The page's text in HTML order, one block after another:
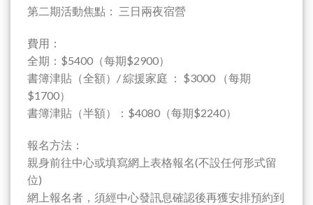
第二期活動焦點： 三日兩夜宿營
費用：
全期：$5400（每期$2900）
書簿津貼（全額）/ 綜援家庭 ： $3000 （每期
$1700）
書簿津貼（半額）：$4080（每期$2240）
報名方法：
親身前往中心或填寫網上表格報名(不設任何形式留
位)
網上報名者，須經中心發訊息確認後再獲安排預約到